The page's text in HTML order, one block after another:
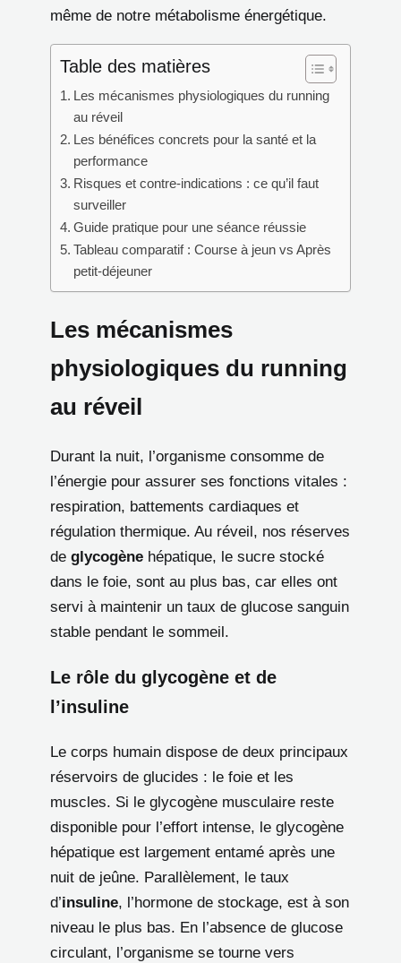
même de notre métabolisme énergétique.
Table des matières
Les mécanismes physiologiques du running
au réveil
Les bénéfices concrets pour la santé et la
performance
Risques et contre-indications : ce qu’il faut
surveiller
Guide pratique pour une séance réussie
Tableau comparatif : Course à jeun vs Après
petit-déjeuner
Les mécanismes
physiologiques du running
au réveil
Durant la nuit, l’organisme consomme de
l’énergie pour assurer ses fonctions vitales :
respiration, battements cardiaques et
régulation thermique. Au réveil, nos réserves
de glycogène hépatique, le sucre stocké
dans le foie, sont au plus bas, car elles ont
servi à maintenir un taux de glucose sanguin
stable pendant le sommeil.
Le rôle du glycogène et de
l’insuline
Le corps humain dispose de deux principaux
réservoirs de glucides : le foie et les
muscles. Si le glycogène musculaire reste
disponible pour l’effort intense, le glycogène
hépatique est largement entamé après une
nuit de jeûne. Parallèlement, le taux
d’insuline, l’hormone de stockage, est à son
niveau le plus bas. En l’absence de glucose
circulant, l’organisme se tourne vers